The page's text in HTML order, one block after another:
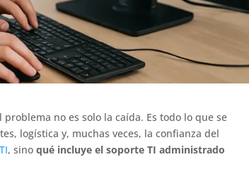
no es solo la caída. Es todo lo que se
logística y, muchas veces, la confianza del
, sinoqué incluye el soporte TI administrado